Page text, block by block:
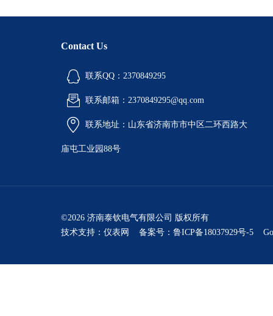
Contact Us
联系QQ：2370849295
联系邮箱：2370849295@qq.com
联系地址：山东省济南市市中区二环西路大
庙屯工业园88号
©2026 济南泰钦电气有限公司 版权所有
技术支持： 仪表网 备案号：鲁ICP备18037929号-5